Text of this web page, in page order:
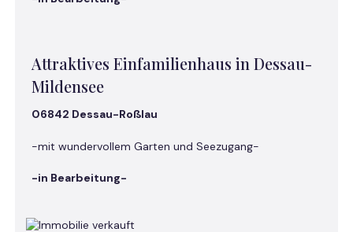
Attraktives Einfamilienhaus in Dessau-
Mildensee
06842 Dessau-Roßlau
-mit wundervollem Garten und Seezugang-
-in Bearbeitung-